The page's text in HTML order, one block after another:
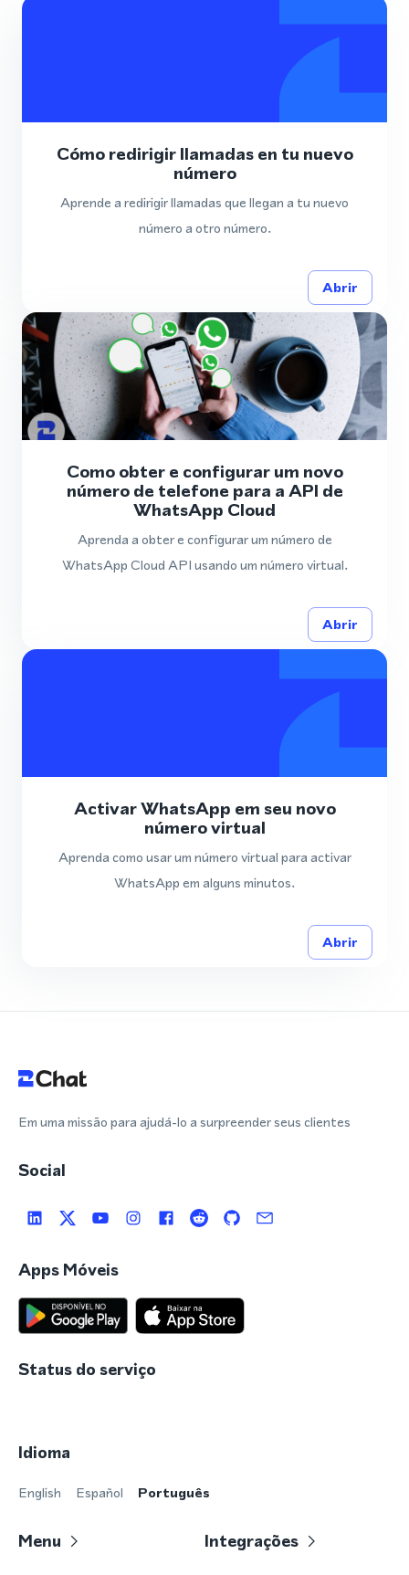
Cómo redirigir llamadas en tu nuevo
número
Aprende a redirigir llamadas que llegan a tu nuevo
número a otro número.
Abrir
Como obter e configurar um novo
número de telefone para a API de
WhatsApp Cloud
Aprenda a obter e configurar um número de
WhatsApp Cloud API usando um número virtual.
Abrir
Activar WhatsApp em seu novo
número virtual
Aprenda como usar um número virtual para activar
WhatsApp em alguns minutos.
Abrir
Em uma missão para ajudá-lo a surpreender seus clientes
Social
Apps Móveis
Status do serviço
Idioma
English Español Português
Menu Integrações